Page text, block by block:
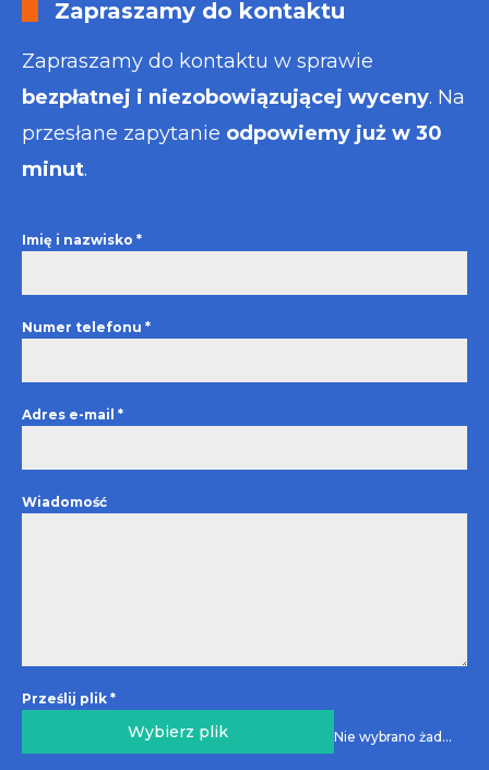
Zapraszamy do kontaktu
Zapraszamy do kontaktu w sprawie
bezpłatnej i niezobowiązującej wyceny. Na
przesłane zapytanie odpowiemy już w 30
minut.
Imię i nazwisko *
Numer telefonu *
Adres e-mail *
Wiadomość
Prześlij plik *
Wybierz plik Nie wybrano żadnego pliku